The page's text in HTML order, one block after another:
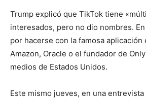
Trump explicó que TikTok tiene
interesados, pero no dio nombres.
por hacerse con la famosa aplicación
Amazon, Oracle o el fundador de
medios de Estados Unidos.
Este mismo jueves, en una entrevista